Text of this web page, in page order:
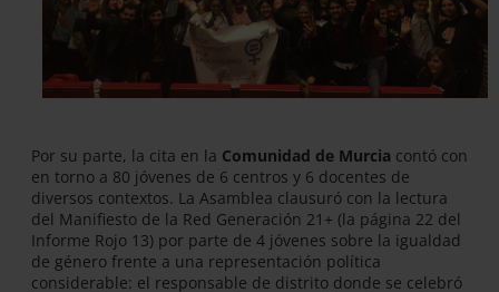
Por su parte, la cita en la Comunidad de Murcia contó con
en torno a 80 jóvenes de 6 centros y 6 docentes de
diversos contextos. La Asamblea clausuró con la lectura
del Manifiesto de la Red Generación 21+ (la página 22 del
Informe Rojo 13) por parte de 4 jóvenes sobre la igualdad
de género frente a una representación política
considerable: el responsable de distrito donde se celebró